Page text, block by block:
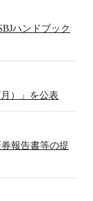
ハンドブック
）」を公表
報告書等の提